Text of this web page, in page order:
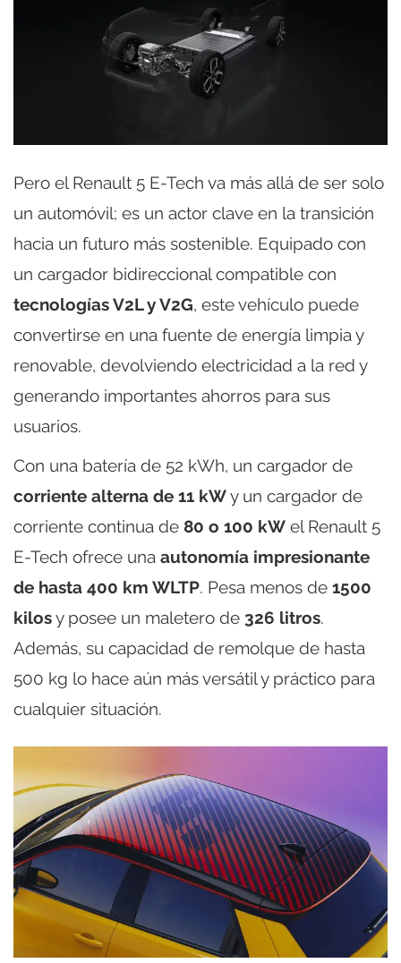
Pero el Renault 5 E-Tech va más allá de ser solo
un automóvil; es un actor clave en la transición
hacia un futuro más sostenible. Equipado con
un cargador bidireccional compatible con
tecnologías V2L y V2G, este vehículo puede
convertirse en una fuente de energía limpia y
renovable, devolviendo electricidad a la red y
generando importantes ahorros para sus
usuarios.
Con una batería de 52 kWh, un cargador de
corriente alterna de 11 kWy un cargador de
corriente continua de 80 o 100 kW el Renault 5
E-Tech ofrece una autonomía impresionante
de hasta 400 km WLTP. Pesa menos de 1500
kilosy posee un maletero de 326 litros.
Además, su capacidad de remolque de hasta
500 kg lo hace aún más versátil y práctico para
cualquier situación.